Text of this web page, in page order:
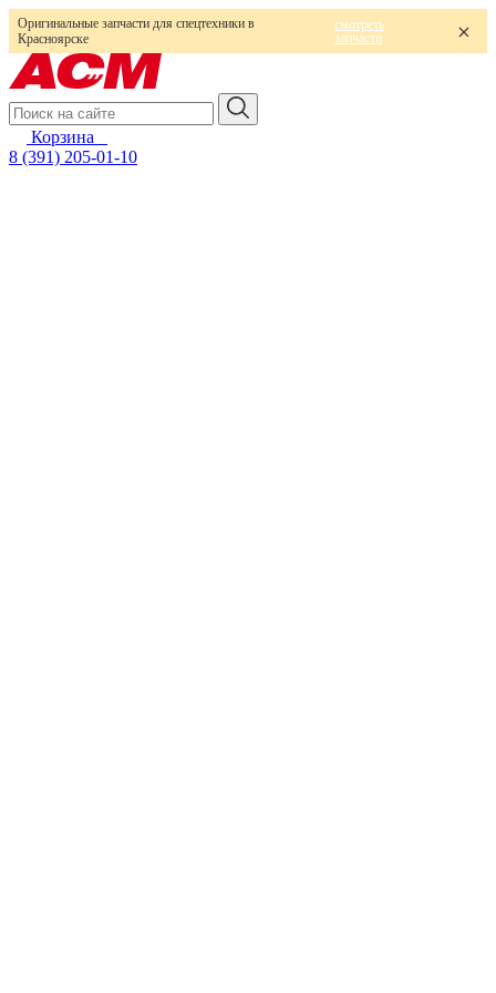
Оригинальные запчасти для спецтехники в
Красноярске
смотреть
запчасти
Корзина
8 (391) 205-01-10